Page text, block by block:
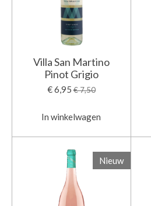
Villa San Martino
Pinot Grigio
€ 6,95 € 7,50
In winkelwagen
Nieuw